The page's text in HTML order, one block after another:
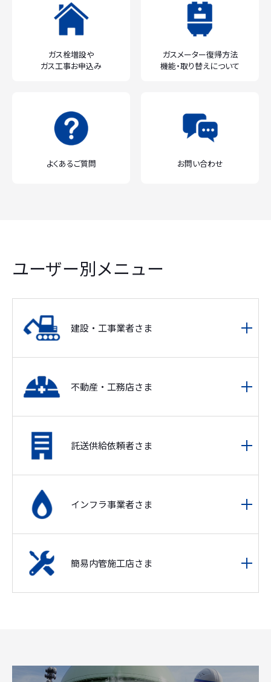
ガス栓増設や
ガス工事お申込み
ガスメーター復帰方法
機能・取り替えについて
よくあるご質問 お問い合わせ
ユーザー別メニュー
建設・工事業者さま
不動産・工務店さま
託送供給依頼者さま
インフラ事業者さま
簡易内管施工店さま